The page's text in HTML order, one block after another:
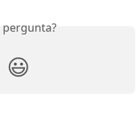
pergunta?
😃